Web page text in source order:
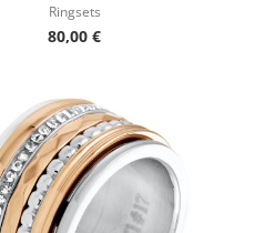
Ringsets
80,00€